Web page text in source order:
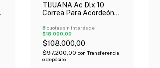
TIJUANA Ac Dlx 10
Correa Para Acordeón
Negro Cuero
6 cuotas sin interés de
$18.000,00
$108.000,00
$97.200,00 con Transferencia
o depósito